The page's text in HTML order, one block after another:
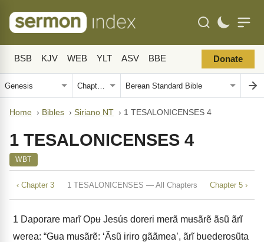
BSB KJV WEB YLT ASV BBE Donate
Home › Bibles › Siriano NT › 1 TESALONICENSES 4
1 TESALONICENSES 4
WBT
‹ Chapter 3 1 TESALONICENSES — All Chapters Chapter 5 ›
1 Daporare marĩ Opʉ Jesús doreri merã mʉsãrẽ ãsũ ãrĩ
werea: “Gʉa mʉsãrẽ: ‘Ãsũ iriro gããmea’, ãrĩ buederosũta